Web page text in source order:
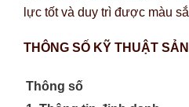
lực tốt và duy trì được màu
THÔNG SỐ KỸ THUẬT
Thông số